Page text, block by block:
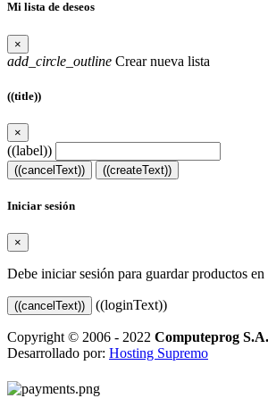
Mi lista de deseos
×
add_circle_outline Crear nueva lista
((title))
×
((label))
((cancelText)) ((createText))
Iniciar sesión
×
Debe iniciar sesión para guardar productos en
((cancelText)) ((loginText))
Copyright © 2006 - 2022 Computeprog S.A.
Desarrollado por: Hosting Supremo